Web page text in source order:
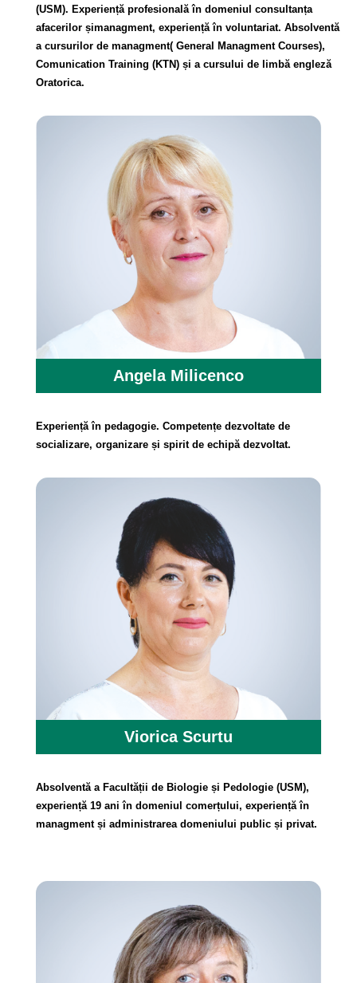
(USM). Experiență profesională în domeniul consultanța
afacerilor șimanagment, experiență în voluntariat. Absolventă
a cursurilor de managment( General Managment Courses),
Comunication Training (KTN) și a cursului de limbă engleză
Oratorica.
Angela Milicenco
Experiență în pedagogie. Competențe dezvoltate de
socializare, organizare și spirit de echipă dezvoltat.
Viorica Scurtu
Absolventă a Facultății de Biologie și Pedologie (USM),
experiență 19 ani în domeniul comerțului, experiență în
managment și administrarea domeniului public și privat.